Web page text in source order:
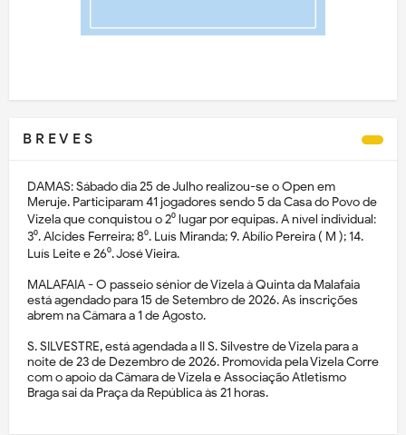
B R E V E S
DAMAS: Sábado dia 25 de Julho realizou-se o Open em
Meruje. Participaram 41 jogadores sendo 5 da Casa do Povo de
Vizela que conquistou o 2⁰ lugar por equipas. A nível individual:
3⁰. Alcides Ferreira; 8⁰. Luís Miranda; 9. Abílio Pereira ( M ); 14.
Luís Leite e 26⁰. José Vieira.
MALAFAIA - O passeio sénior de Vizela à Quinta da Malafaia
está agendado para 15 de Setembro de 2026. As inscrições
abrem na Câmara a 1 de Agosto.
S. SILVESTRE, está agendada a II S. Silvestre de Vizela para a
noite de 23 de Dezembro de 2026. Promovida pela Vizela Corre
com o apoio da Câmara de Vizela e Associação Atletismo
Braga sai da Praça da República às 21 horas.